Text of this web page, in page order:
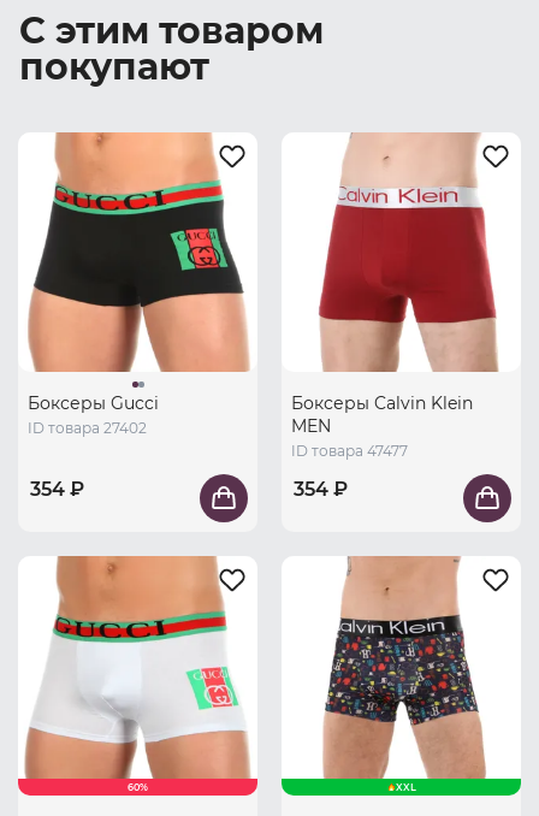
С этим товаром
покупают
Боксеры Gucci
ID товара 27402
354 ₽
Боксеры Calvin Klein
MEN
ID товара 47477
354 ₽
60% XXL